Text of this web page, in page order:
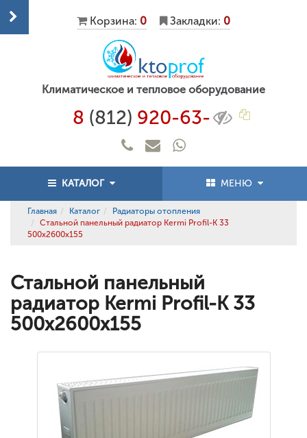
Корзина: 0 Закладки: 0
Климатическое и тепловое оборудование
8 (812) 920-63-
КАТАЛОГ МЕНЮ
Главная Каталог
Радиаторы отопления
Стальной панельный радиатор Kermi Profil-K 33
500x2600x155
Стальной панельный
радиатор Kermi Profil-K 33
500x2600x155